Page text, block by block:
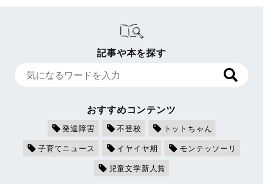
記事や本を探す
おすすめコンテンツ
発達障害 不登校
トットちゃん
子育てニュース
イヤイヤ期
モンテッソーリ
児童文学新人賞